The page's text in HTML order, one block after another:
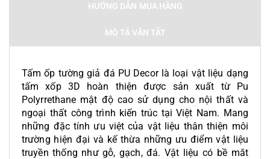
HƯỚNG DẪN MUA HÀNG
MÔ TẢ VẮN TẮT
Tấm ốp tường giả đá PU Decor là loại vật liệu dạng
tấm xốp 3D hoàn thiện được sản xuất từ Pu
Polyrrethane mật độ cao sử dụng cho nội thất và
ngoại thất công trình kiến trúc tại Việt Nam. Mang
những đặc tính ưu việt của vật liệu thân thiện môi
trường hiện đại và kế thừa những ưu điểm vật liệu
truyền thống như gỗ, gạch, đá. Vật liệu có bề măt